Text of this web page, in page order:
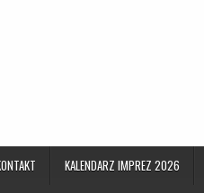
KALENDARZ IMPREZ 2026